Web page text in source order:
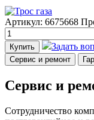
Артикул: 6675668
Купить Задать
Сервис и ремонт
Сервис и
Сотрудничество